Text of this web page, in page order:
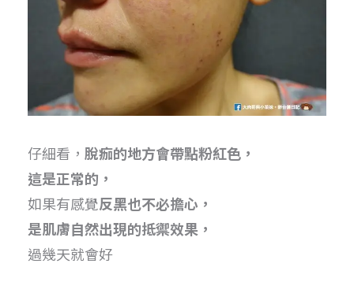
仔細看， 脫痂的地方會帶點粉紅色，
這是正常的，
如果有感覺反黑也不必擔心，
是肌膚自然出現的抵禦效果，
過幾天就會好